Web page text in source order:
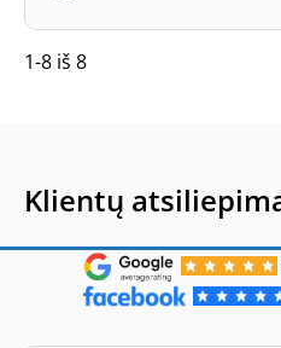
1-8 iš 8
Klientų